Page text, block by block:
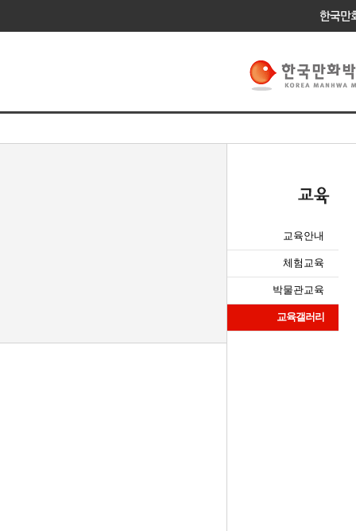
교육안내
체험교육
박물관교육
교육갤러리